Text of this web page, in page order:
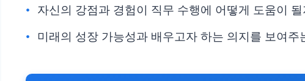
자신의 강점과 경험이 직무 수행에 어떻게 도움이
미래의 성장 가능성과 배우고자 하는 의지를 보여주